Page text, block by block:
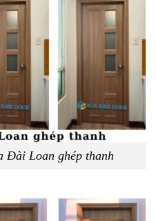
Đài Loan ghép thanh